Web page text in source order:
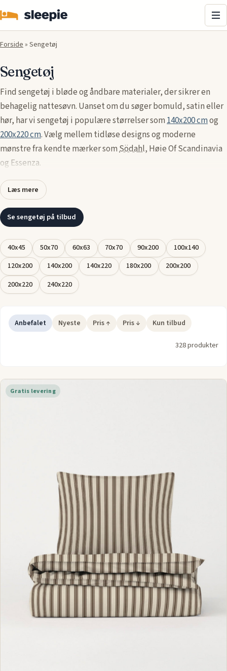
Forside» Sengetøj
Sengetøj
Find sengetøj i bløde og åndbare materialer, der sikrer en
behagelig nattesøvn. Uanset om du søger bomuld, satin eller
hør, har vi sengetøj i populære størrelser som140x200 cmog
200x220 cm. Vælg mellem tidløse designs og moderne
mønstre fra kendte mærker somSödahl, Høie Of Scandinavia
og Essenza.
Læs mere
Se sengetøj på tilbud
40x45 50x70 60x63 70x70 90x200
100x140
120x200
140x200 140x220 180x200
200x200
200x220
240x220
Anbefalet Nyeste Pris ↑ Pris ↓ Kun tilbud
328 produkter
Gratis levering